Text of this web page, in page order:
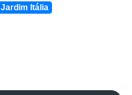
Jardim Itália